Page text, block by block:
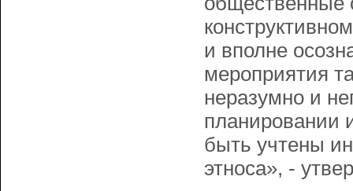
и вполне
мероприятия
неразумно и
планировании
быть учтены
этноса», -